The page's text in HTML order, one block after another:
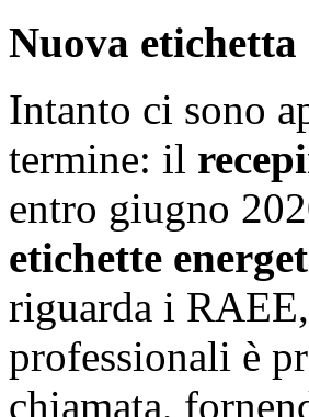
Nuova
Intanto ci sono
termine: il
entro giugno
etichette
riguarda i
professionali è
chiamata,